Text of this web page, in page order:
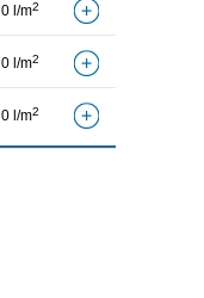
0 l/m2
0 l/m2
0 l/m2